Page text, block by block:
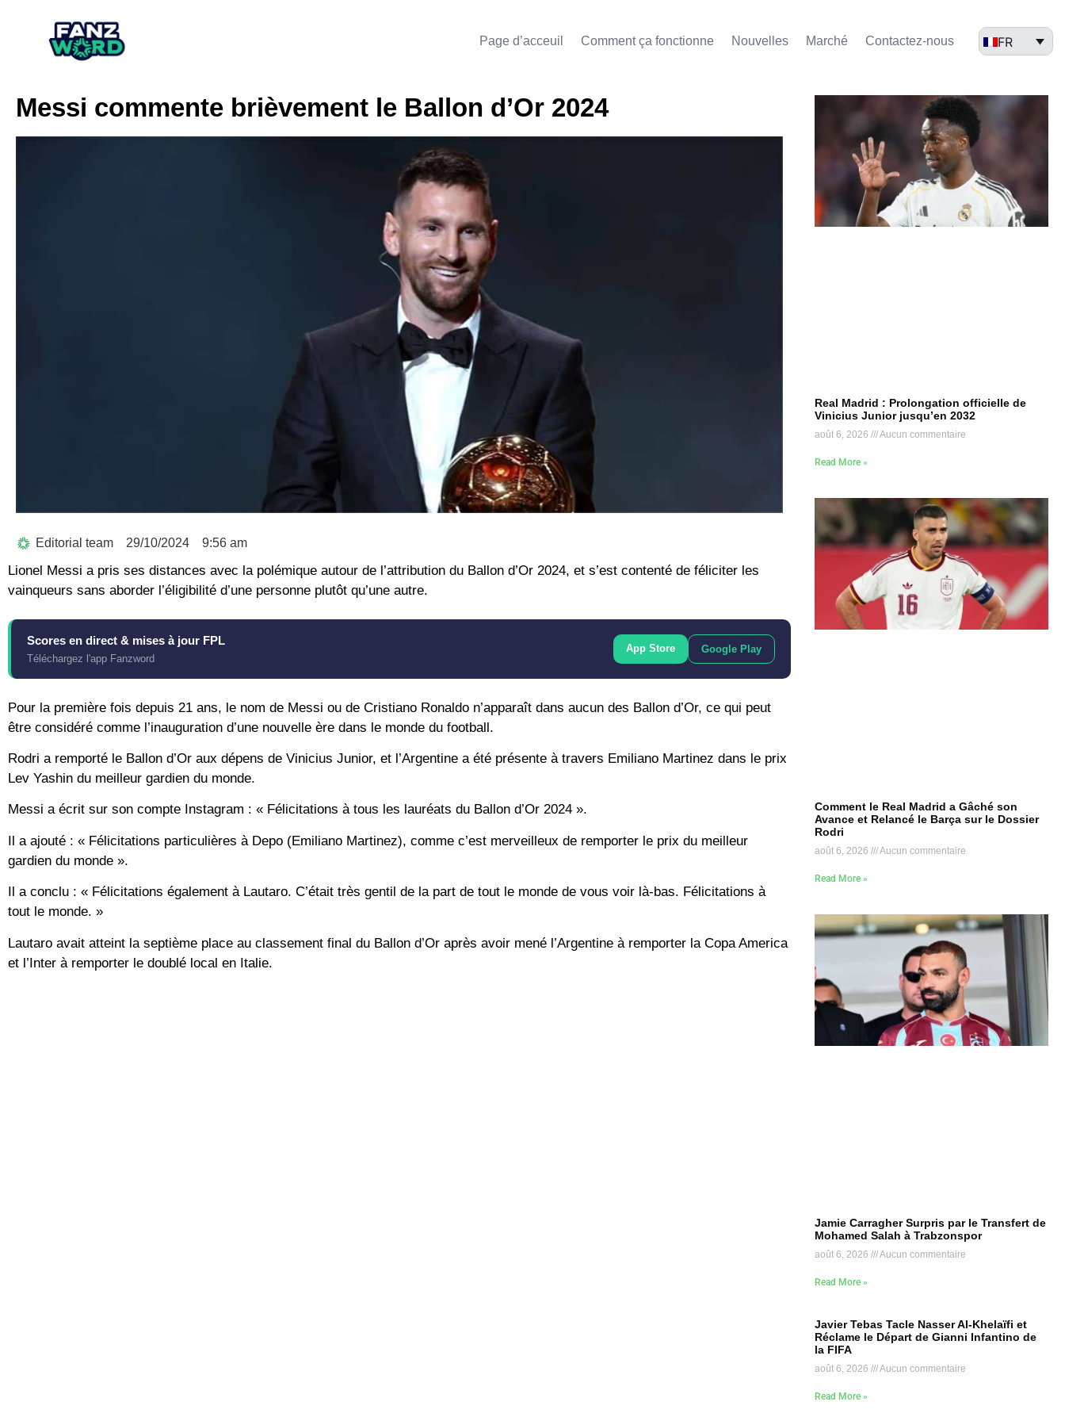
Page d’acceuil Comment ça fonctionne Nouvelles Marché​ Contactez-nous FR
Messi commente brièvement le Ballon d’Or 2024
Editorial team 29/10/2024 9:56 am
Lionel Messi a pris ses distances avec la polémique autour de l’attribution du Ballon d’Or 2024, et s’est contenté de féliciter les
vainqueurs sans aborder l’éligibilité d’une personne plutôt qu’une autre.
Scores en direct & mises à jour FPL
Téléchargez l'app Fanzword
App Store Google Play
Pour la première fois depuis 21 ans, le nom de Messi ou de Cristiano Ronaldo n’apparaît dans aucun des Ballon d’Or, ce qui peut
être considéré comme l’inauguration d’une nouvelle ère dans le monde du football.
Rodri a remporté le Ballon d’Or aux dépens de Vinicius Junior, et l’Argentine a été présente à travers Emiliano Martinez dans le prix
Lev Yashin du meilleur gardien du monde.
Messi a écrit sur son compte Instagram : « Félicitations à tous les lauréats du Ballon d’Or 2024 ».
Il a ajouté : « Félicitations particulières à Depo (Emiliano Martinez), comme c’est merveilleux de remporter le prix du meilleur
gardien du monde ».
Il a conclu : « Félicitations également à Lautaro. C’était très gentil de la part de tout le monde de vous voir là-bas. Félicitations à
tout le monde. »
Lautaro avait atteint la septième place au classement final du Ballon d’Or après avoir mené l’Argentine à remporter la Copa America
et l’Inter à remporter le doublé local en Italie.
Real Madrid : Prolongation officielle de
Vinicius Junior jusqu’en 2032
août 6, 2026 Aucun commentaire
Read More »
Comment le Real Madrid a Gâché son
Avance et Relancé le Barça sur le Dossier
Rodri
août 6, 2026 Aucun commentaire
Read More »
Jamie Carragher Surpris par le Transfert de
Mohamed Salah à Trabzonspor
août 6, 2026 Aucun commentaire
Read More »
Javier Tebas Tacle Nasser Al-Khelaïfi et
Réclame le Départ de Gianni Infantino de
la FIFA
août 6, 2026 Aucun commentaire
Read More »